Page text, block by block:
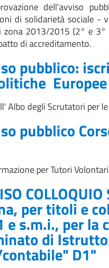
dell'avviso
di solidarietà sociale
zona 2013/2015 (2° e
di accreditamento.
pubblico:
Albo degli Scrutatori per
pubblico
per Tutori
COLLOQUIO
per titoli e
s.m.i., per la
di
D1"